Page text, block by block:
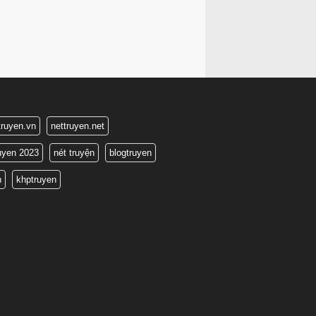
nettruyen.net
2023 nét truyện blogtruyen
khptruyen